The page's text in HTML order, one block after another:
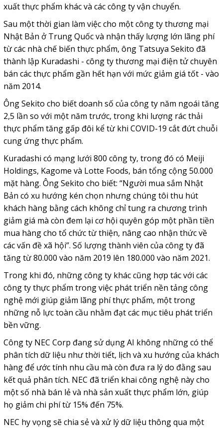
xuất thực phẩm khác và các công ty vận chuyển.
Sau một thời gian làm việc cho một công ty thương mại
Nhật Bản ở Trung Quốc và nhận thấy lượng lớn lãng phí
từ các nhà chế biến thực phẩm, ông Tatsuya Sekito đã
thành lập Kuradashi - công ty thương mại điện tử chuyên
bán các thực phẩm gần hết hạn với mức giảm giá tốt - vào
năm 2014.
Ông Sekito cho biết doanh số của công ty năm ngoái tăng
2,5 lần so với một năm trước, trong khi lượng rác thải
thực phẩm tăng gấp đôi kể từ khi COVID-19 cắt đứt chuỗi
cung ứng thực phẩm.
Kuradashi có mạng lưới 800 công ty, trong đó có Meiji
Holdings, Kagome và Lotte Foods, bán tổng cộng 50.000
mặt hàng. Ông Sekito cho biết: “Người mua sắm Nhật
Bản có xu hướng kén chọn nhưng chúng tôi thu hút
khách hàng bằng cách không chỉ tung ra chương trình
giảm giá mà còn đem lại cơ hội quyên góp một phần tiền
mua hàng cho tổ chức từ thiện, nâng cao nhận thức về
các vấn đề xã hội”. Số lượng thành viên của công ty đã
tăng từ 80.000 vào năm 2019 lên 180.000 vào năm 2021.
Trong khi đó, những công ty khác cũng hợp tác với các
công ty thực phẩm trong việc phát triển nền tảng công
nghệ mới giúp giảm lãng phí thực phẩm, một trong
những nỗ lực toàn cầu nhằm đạt các mục tiêu phát triển
bền vững.
Công ty NEC Corp đang sử dụng AI không những có thể
phân tích dữ liệu như thời tiết, lịch và xu hướng của khách
hàng để ước tính nhu cầu mà còn đưa ra lý do đằng sau
kết quả phân tích. NEC đã triển khai công nghệ này cho
một số nhà bán lẻ và nhà sản xuất thực phẩm lớn, giúp
họ giảm chi phí từ 15% đến 75%.
NEC hy vọng sẽ chia sẻ và xử lý dữ liệu thông qua một